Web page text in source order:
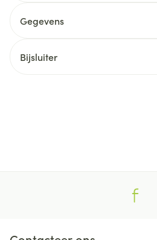
Gegevens
Bijsluiter